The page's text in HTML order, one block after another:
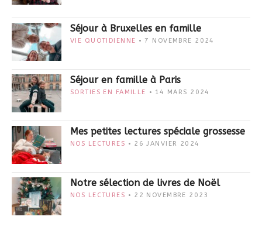
Séjour à Bruxelles en famille
VIE QUOTIDIENNE 7 NOVEMBRE 2024
Séjour en famille à Paris
SORTIES EN FAMILLE 14 MARS 2024
Mes petites lectures spéciale grossesse
NOS LECTURES 26 JANVIER 2024
Notre sélection de livres de Noël
NOS LECTURES 22 NOVEMBRE 2023